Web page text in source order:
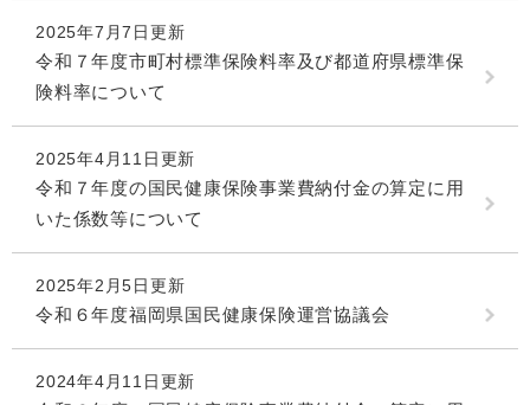
2025年7月7日更新
令和７年度市町村標準保険料率及び都道府県標準保
険料率について
2025年4月11日更新
令和７年度の国民健康保険事業費納付金の算定に用
いた係数等について
2025年2月5日更新
令和６年度福岡県国民健康保険運営協議会
2024年4月11日更新